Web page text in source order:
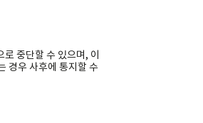
중단할 수 있으며, 이
경우 사후에 통지할 수